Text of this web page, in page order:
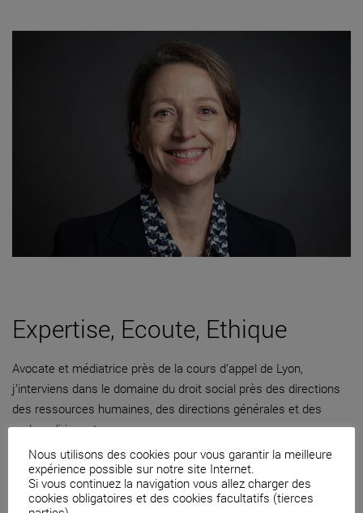
Expertise, Ecoute, Ethique
Avocate et médiatrice près de la cours d’appel de Lyon,
j’interviens dans le domaine du droit social près des directions
des ressources humaines, des directions générales et des
cadres dirigeants.
04 82 53 71 51
Contacter par mail
Nous utilisons des cookies pour vous garantir la meilleure
expérience possible sur notre site Internet.
Si vous continuez la navigation vous allez charger des
cookies obligatoires et des cookies facultatifs (tierces